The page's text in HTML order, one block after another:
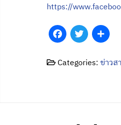
https://
Facebook
Twitter
Categories:ข่าว